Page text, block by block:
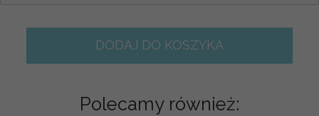
DODAJ DO KOSZYKA
Polecamy również: